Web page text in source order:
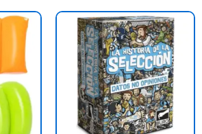
Este
producto
variantes.
opciones